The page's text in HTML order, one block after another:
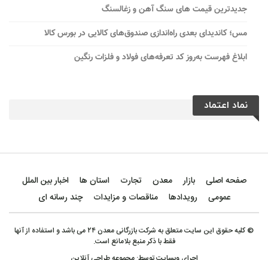
جدیدترین قیمت های سنگ آهن و زغالسنگ
مس؛ کاندیدای بعدی راه‌اندازی صندوق‌های کالایی در بورس کالا
ابلاغ فهرست به‌روز کد تعرفه‌های فولاد و فلزات رنگین
نماد اعتماد
صفحه اصلی بازار معدن تجارت استان ها
اخبار بین الملل
عمومی
رویدادها مناقصات و مزایدات چند رسانه ای
© کلیه حقوق این سایت متعلق به شرکت بازرگانی معدن ۲۴ می باشد و استفاده از آنها
فقط با ذکر منبع بلامانع است.